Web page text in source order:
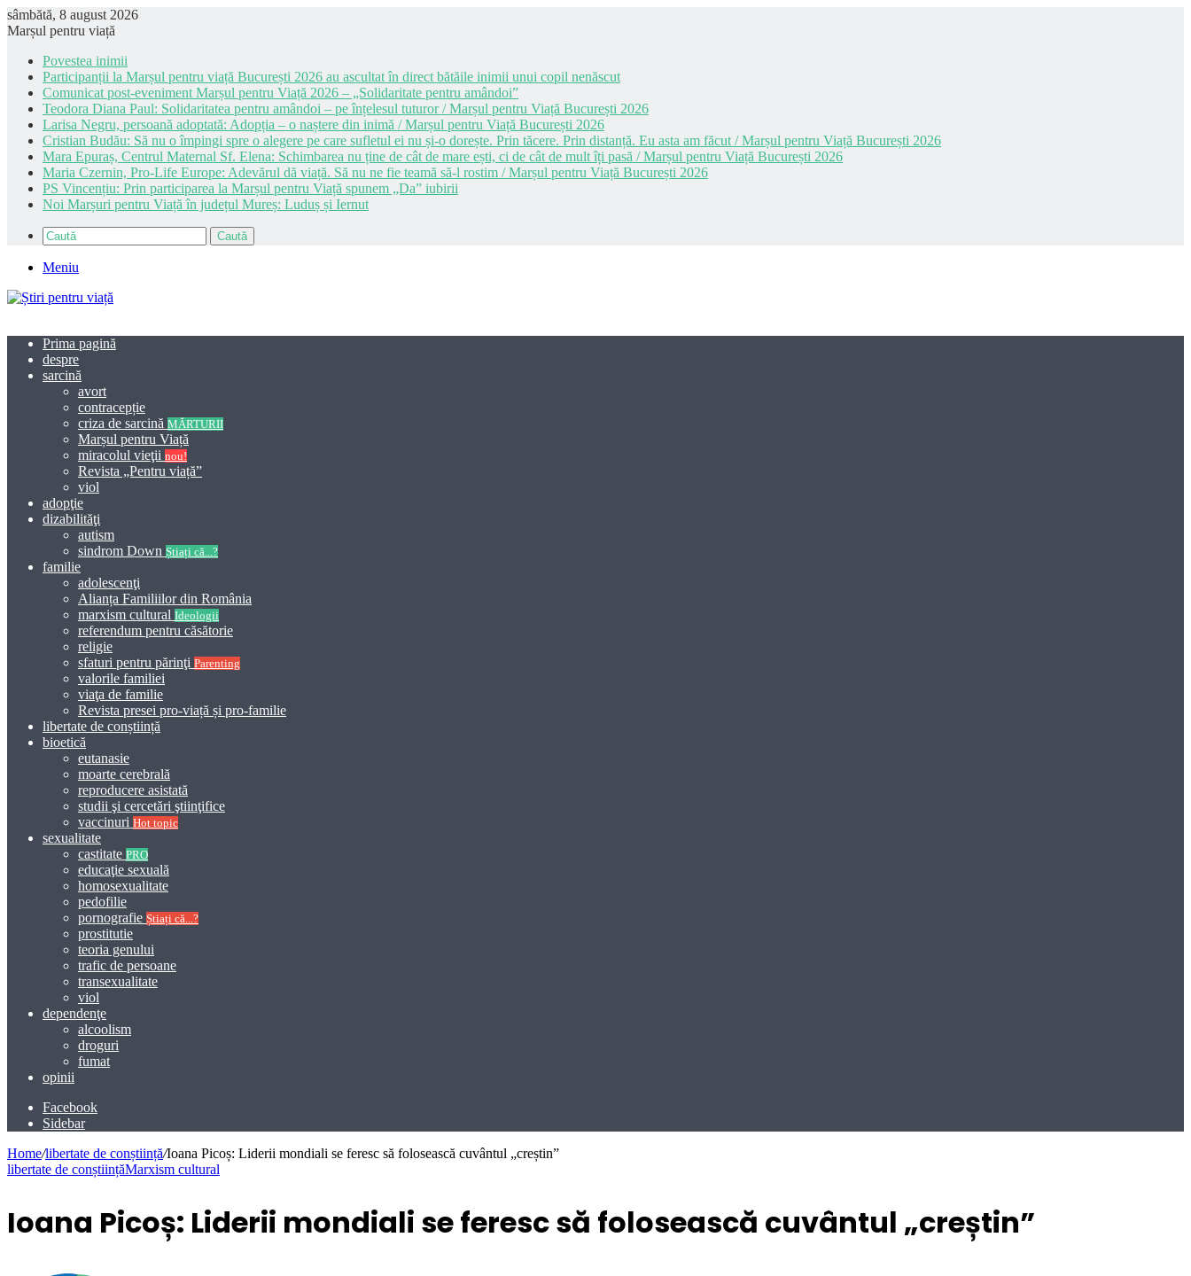
sâmbătă, 8 august 2026
Marșul pentru viață
Povestea inimii
Participanții la Marșul pentru viață București 2026 au ascultat în direct bătăile inimii unui copil nenăscut
Comunicat post-eveniment Marșul pentru Viață 2026 – „Solidaritate pentru amândoi”
Teodora Diana Paul: Solidaritatea pentru amândoi – pe înțelesul tuturor / Marșul pentru Viață București 2026
Larisa Negru, persoană adoptată: Adopția – o naștere din inimă / Marșul pentru Viață București 2026
Cristian Budău: Să nu o împingi spre o alegere pe care sufletul ei nu și-o dorește. Prin tăcere. Prin distanță. Eu asta am făcut / Marșul pentru Viață București 2026
Mara Epuraș, Centrul Maternal Sf. Elena: Schimbarea nu ține de cât de mare ești, ci de cât de mult îți pasă / Marșul pentru Viață București 2026
Maria Czernin, Pro-Life Europe: Adevărul dă viață. Să nu ne fie teamă să-l rostim / Marșul pentru Viață București 2026
PS Vincențiu: Prin participarea la Marșul pentru Viață spunem „Da” iubirii
Noi Marșuri pentru Viață în județul Mureș: Luduș și Iernut
Caută
Meniu
Prima pagină
despre
sarcină
avort
contracepție
criza de sarcină MĂRTURII
Marșul pentru Viață
miracolul vieţii nou!
Revista „Pentru viață”
viol
adopţie
dizabilităţi
autism
sindrom Down Știați că...?
familie
adolescenţi
Alianța Familiilor din România
marxism cultural Ideologii
referendum pentru căsătorie
religie
sfaturi pentru părinţi Parenting
valorile familiei
viaţa de familie
Revista presei pro-viață și pro-familie
libertate de conștiință
bioetică
eutanasie
moarte cerebrală
reproducere asistată
studii şi cercetări ştiinţifice
vaccinuri Hot topic
sexualitate
castitate PRO
educaţie sexuală
homosexualitate
pedofilie
pornografie Știați că...?
prostitutie
teoria genului
trafic de persoane
transexualitate
viol
dependenţe
alcoolism
droguri
fumat
opinii
Facebook
Sidebar
Home/libertate de conștiință/Ioana Picoș: Liderii mondiali se feresc să folosească cuvântul „creștin”
libertate de conștiințăMarxism cultural
Ioana Picoș: Liderii mondiali se feresc să folosească cuvântul „creștin”